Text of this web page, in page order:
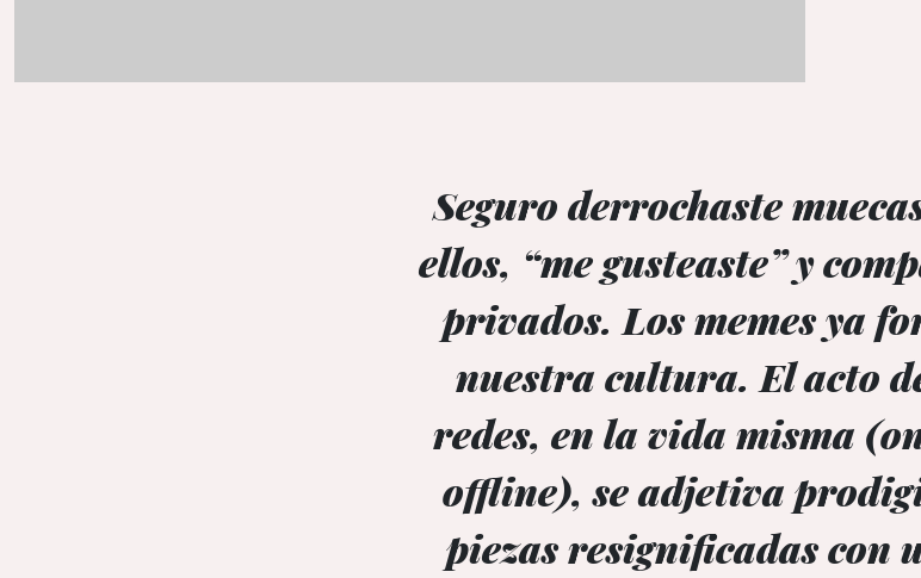
Seguro derrochaste
ellos, “me gusteaste” y
privados. Los memes ya
nuestra cultura. El acto
redes, en la vida misma
offline), se adjetiva
piezas resignificadas con